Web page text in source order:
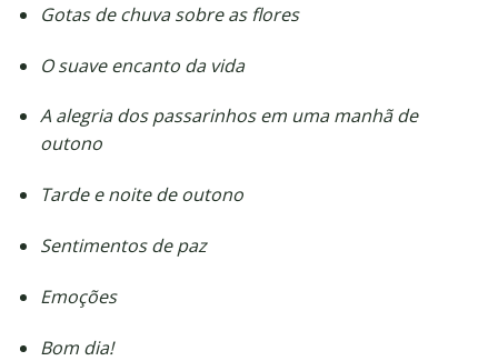
Gotas de chuva sobre as flores
O suave encanto da vida
A alegria dos passarinhos em uma manhã de
outono
Tarde e noite de outono
Sentimentos de paz
Emoções
Bom dia!